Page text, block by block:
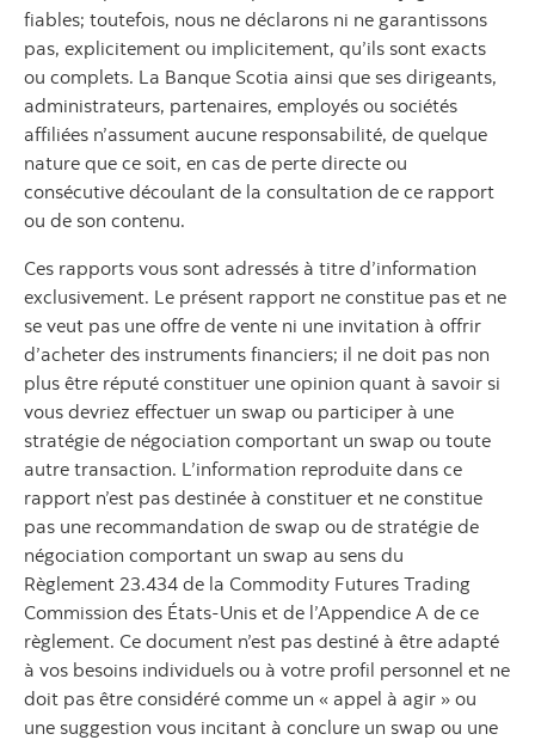
fiables; toutefois, nous ne déclarons ni ne garantissons
pas, explicitement ou implicitement, qu’ils sont exacts
ou complets. La Banque Scotia ainsi que ses dirigeants,
administrateurs, partenaires, employés ou sociétés
affiliées n’assument aucune responsabilité, de quelque
nature que ce soit, en cas de perte directe ou
consécutive découlant de la consultation de ce rapport
ou de son contenu.
Ces rapports vous sont adressés à titre d’information
exclusivement. Le présent rapport ne constitue pas et ne
se veut pas une offre de vente ni une invitation à offrir
d’acheter des instruments financiers; il ne doit pas non
plus être réputé constituer une opinion quant à savoir si
vous devriez effectuer un swap ou participer à une
stratégie de négociation comportant un swap ou toute
autre transaction. L’information reproduite dans ce
rapport n’est pas destinée à constituer et ne constitue
pas une recommandation de swap ou de stratégie de
négociation comportant un swap au sens du
Règlement 23.434 de la Commodity Futures Trading
Commission des États-Unis et de l’Appendice A de ce
règlement. Ce document n’est pas destiné à être adapté
à vos besoins individuels ou à votre profil personnel et ne
doit pas être considéré comme un « appel à agir » ou
une suggestion vous incitant à conclure un swap ou une